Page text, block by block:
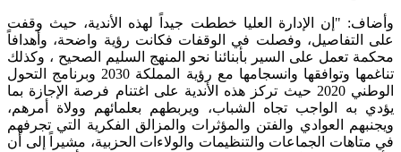
وأضاف: "إن الإدارة العليا خططت جيداً لهذه الأندية، حيث وقفت
على التفاصيل، وفصلت في الوقفات فكانت رؤية واضحة، وأهدافاً
محكمة تعمل على السير بأبنائنا نحو المنهج السليم الصحيح ، وكذلك
تناغمها وتوافقها وانسجامها مع رؤية المملكة 2030 وبرنامج التحول
الوطني 2020 حيث تركز هذه الأندية على اغتنام فرصة الإجازة بما
يؤدي به الواجب تجاه الشباب، ويربطهم بعلمائهم وولاة أمرهم،
ويجنبهم العوادي والفتن والمؤثرات والمزالق الفكرية التي تجرفهم
في متاهات الجماعات والتنظيمات والولاءات الحزبية، مشيراً إلى أن